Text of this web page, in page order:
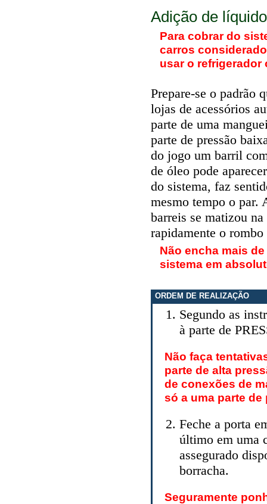
Adição de
Para cobrar do
carros
usar o refrigerador
Prepare-se o padrão
lojas de acessórios
parte de uma
parte de pressão
do jogo um barril
de óleo pode
do sistema, faz
mesmo tempo o par.
barreis se matizou
rapidamente o
Não encha mais
sistema em
ORDEM DE REALIZAÇÃO
Segundo as
à parte de
Não faça
parte de alta
de conexões de
só a uma parte
Feche a porta
último em uma
assegurado
borracha.
Seguramente